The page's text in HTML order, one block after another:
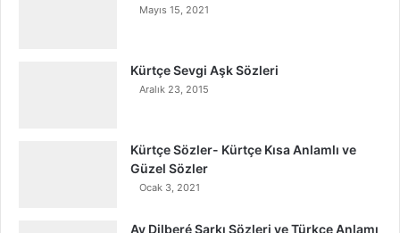
Mayıs 15, 2021
Kürtçe Sevgi Aşk Sözleri
Aralık 23, 2015
Kürtçe Sözler- Kürtçe Kısa Anlamlı ve
Güzel Sözler
Ocak 3, 2021
Ay Dilberé Şarkı Sözleri ve Türkçe Anlamı